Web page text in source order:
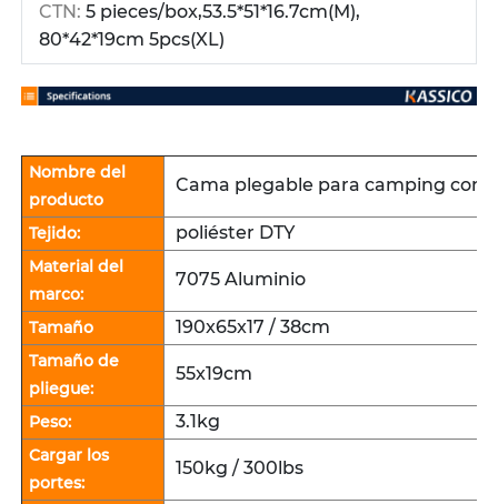
CTN: 5 pieces/box,53.5*51*16.7cm(M),
80*42*19cm 5pcs(XL)
Nombre del
producto
Cama plegable para camping con
Tejido: poliéster DTY
Material del
marco:
7075 Aluminio
Tamaño 190x65x17 / 38cm
Tamaño de
pliegue:
55x19cm
Peso: 3.1kg
Cargar los
portes:
150kg / 300lbs